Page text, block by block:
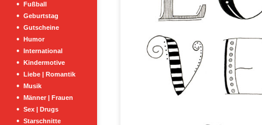
Fußball
Geburtstag
Gutscheine
Humor
International
Kindermotive
Liebe | Romantik
Musik
Männer | Frauen
Sex | Drugs
Starschnitte